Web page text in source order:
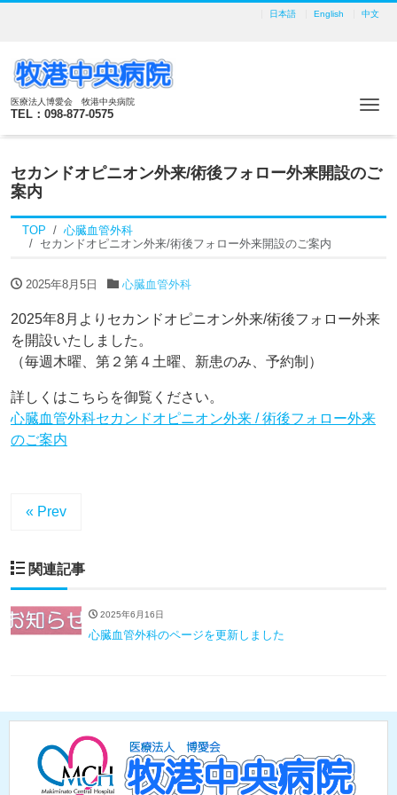
日本語 English 中文
医療法人博愛会 牧港中央病院
TEL：098-877-0575
セカンドオピニオン外来/術後フォロー外来開設のご
案内
TOP
心臓血管外科
セカンドオピニオン外来/術後フォロー外来開設のご案内
2025年8月5日 心臓血管外科
2025年8月よりセカンドオピニオン外来/術後フォロー外来
を開設いたしました。
（毎週木曜、第２第４土曜、新患のみ、予約制）
詳しくはこちらを御覧ください。
心臓血管外科セカンドオピニオン外来 / 術後フォロー外来
のご案内
« Prev
関連記事
2025年6月16日
心臓血管外科のページを更新しました